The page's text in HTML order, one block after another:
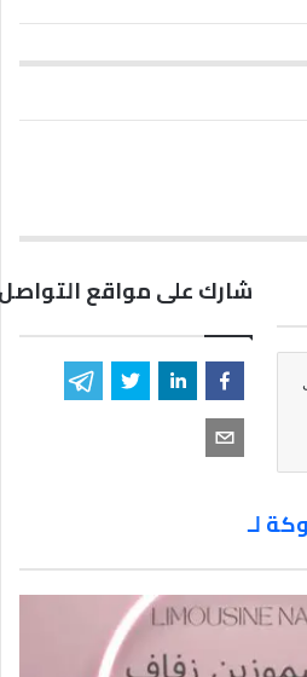
شارك على مواقع
لـ